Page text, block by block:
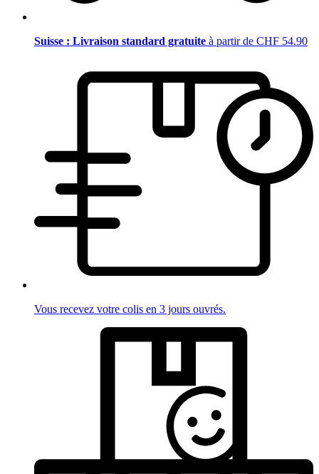
Suisse : Livraison standard gratuite à partir de CHF 54.90
Vous recevez votre colis en 3 jours ouvrés.